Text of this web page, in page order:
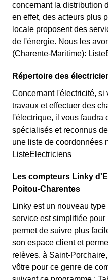
concernant la distribution
en effet, des acteurs plus
locale proposent des
de l'énergie. Nous les
(Charente-Maritime):
Répertoire des
Concernant l'électricité, si
travaux et effectuer des
l'électrique, il vous faudra
spécialisés et reconnus
une liste de coordonnées
ListeElectriciens
Les compteurs Linky
Poitou-Charentes
Linky est un nouveau
service est simplifiée
permet de suivre plus
son espace client et
relèves. à Saint-
vôtre pour ce genre de